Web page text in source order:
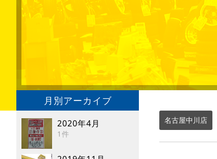
月別アーカイブ
2020年4月
1件
名古屋中川店